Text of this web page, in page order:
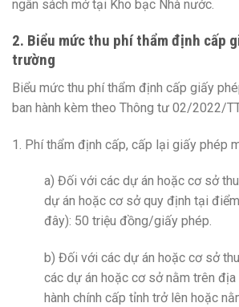
ngân sách mở tại Kho bạc Nhà nước.
2. Biểu mức thu phí thẩm định cấp
trường
Biểu mức thu phí thẩm định cấp giấy
ban hành kèm theo Thông tư 02/2022/
1. Phí thẩm định cấp, cấp lại giấy phép
a) Đối với các dự án hoặc cơ sở
dự án hoặc cơ sở quy định tại
đây): 50 triệu đồng/giấy phép.
b) Đối với các dự án hoặc cơ sở
các dự án hoặc cơ sở nằm trên
hành chính cấp tỉnh trở lên hoặc